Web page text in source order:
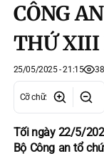
CÔNG
THỨ XIII
25/05/2025 - 21:15
Cỡ chữ:
Tối ngày 22/5/
Bộ Công an tổ